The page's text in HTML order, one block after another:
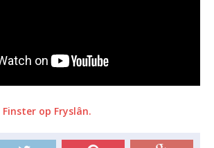
Finster op Fryslân.